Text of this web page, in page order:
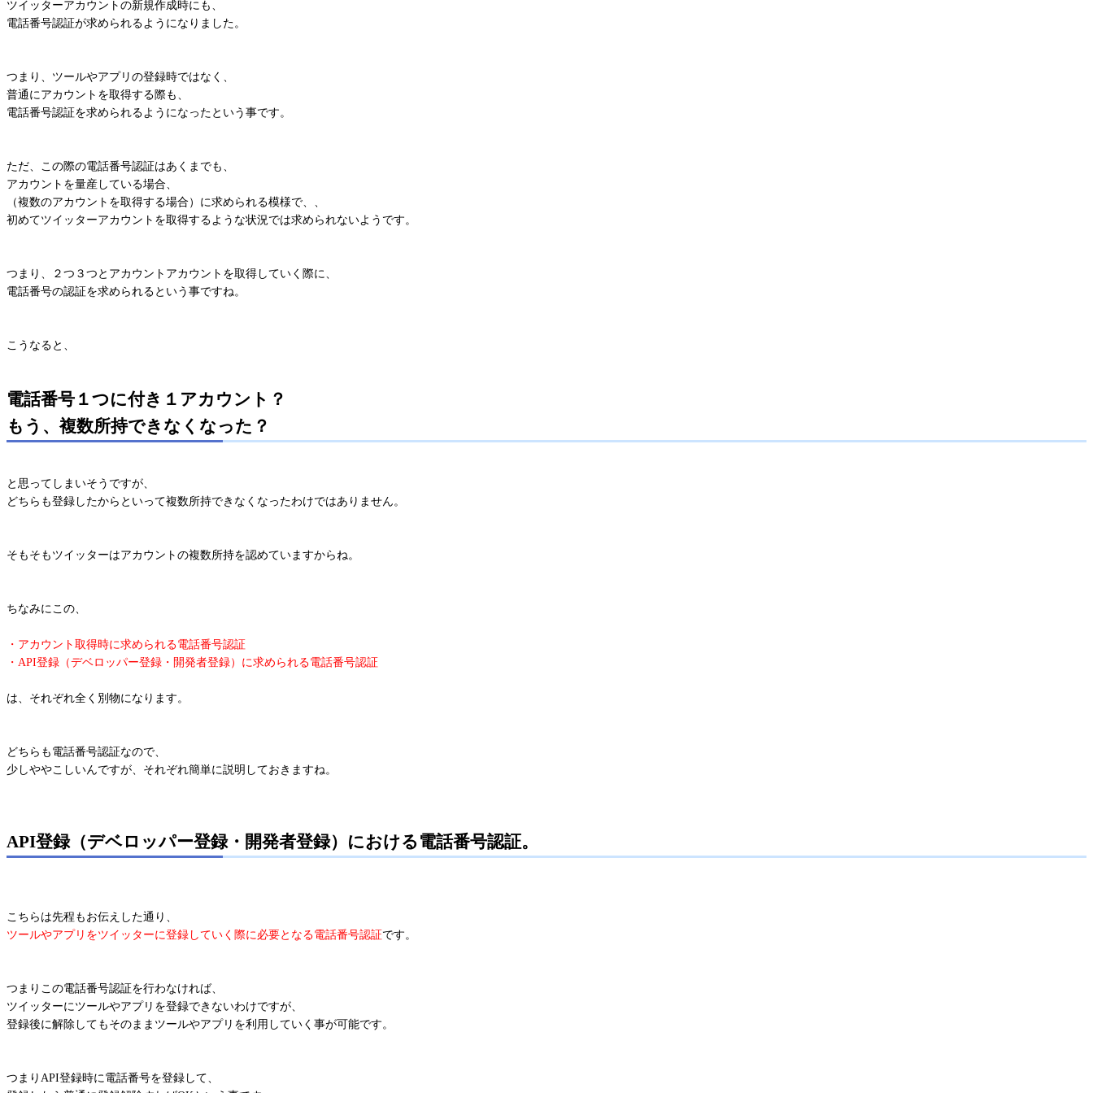
ツイッターアカウントの新規作成時にも、
電話番号認証が求められるようになりました。
つまり、ツールやアプリの登録時ではなく、
普通にアカウントを取得する際も、
電話番号認証を求められるようになったという事です。
ただ、この際の電話番号認証はあくまでも、
アカウントを量産している場合、
（複数のアカウントを取得する場合）に求められる模様で、、
初めてツイッターアカウントを取得するような状況では求められないようです。
つまり、２つ３つとアカウントアカウントを取得していく際に、
電話番号の認証を求められるという事ですね。
こうなると、
電話番号１つに付き１アカウント？
もう、複数所持できなくなった？
と思ってしまいそうですが、
どちらも登録したからといって複数所持できなくなったわけではありません。
そもそもツイッターはアカウントの複数所持を認めていますからね。
ちなみにこの、
・アカウント取得時に求められる電話番号認証
・API登録（デベロッパー登録・開発者登録）に求められる電話番号認証
は、それぞれ全く別物になります。
どちらも電話番号認証なので、
少しややこしいんですが、それぞれ簡単に説明しておきますね。
API登録（デベロッパー登録・開発者登録）における電話番号認証。
こちらは先程もお伝えした通り、
ツールやアプリをツイッターに登録していく際に必要となる電話番号認証です。
つまりこの電話番号認証を行わなければ、
ツイッターにツールやアプリを登録できないわけですが、
登録後に解除してもそのままツールやアプリを利用していく事が可能です。
つまりAPI登録時に電話番号を登録して、